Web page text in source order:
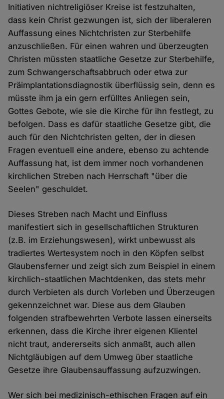
Initiativen nichtreligiöser Kreise ist festzuhalten,
dass kein Christ gezwungen ist, sich der liberaleren
Auffassung eines Nichtchristen zur Sterbehilfe
anzuschließen. Für einen wahren und überzeugten
Christen müssten staatliche Gesetze zur Sterbehilfe,
zum Schwangerschaftsabbruch oder etwa zur
Präimplantationsdiagnostik überflüssig sein, denn es
müsste ihm ja ein gern erfülltes Anliegen sein,
Gottes Gebote, wie sie die Kirche für ihn festlegt, zu
befolgen. Dass es dafür staatliche Gesetze gibt, die
auch für den Nichtchristen gelten, der in diesen
Fragen eventuell eine andere, ebenso zu achtende
Auffassung hat, ist dem immer noch vorhandenen
kirchlichen Streben nach Herrschaft "über die
Seelen" geschuldet.
Dieses Streben nach Macht und Einfluss
manifestiert sich in gesellschaftlichen Strukturen
(z.B. im Erziehungswesen), wirkt unbewusst als
tradiertes Wertesystem noch in den Köpfen selbst
Glaubensferner und zeigt sich zum Beispiel in einem
kirchlich-staatlichen Machtdenken, das stets mehr
durch Verbieten als durch Vorleben und Überzeugen
gekennzeichnet war. Diese aus dem Glauben
folgenden strafbewehrten Verbote lassen einerseits
erkennen, dass die Kirche ihrer eigenen Klientel
nicht traut, andererseits sich anmaßt, auch allen
Nichtgläubigen auf dem Umweg über staatliche
Gesetze ihre Glaubensauffassung aufzuzwingen.
Wer sich bei medizinisch-ethischen Fragen auf ein